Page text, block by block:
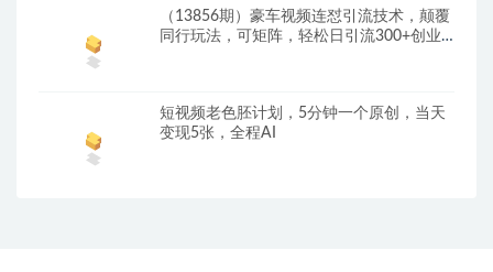
（13856期）豪车视频连怼引流技术，颠覆
同行玩法，可矩阵，轻松日引流300+创业
短视频老色胚计划，5分钟一个原创，当天
变现5张，全程AI